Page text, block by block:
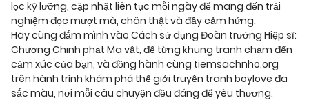
lọc kỹ lưỡng, cập nhật liên tục mỗi ngày để mang đến trải
nghiệm đọc mượt mà, chân thật và đầy cảm hứng.
Hãy cùng đắm mình vào Cách sử dụng Đoàn trưởng Hiệp sĩ:
Chương Chinh phạt Ma vật, để từng khung tranh chạm đến
cảm xúc của bạn, và đồng hành cùng tiemsachnho.org
trên hành trình khám phá thế giới truyện tranh boylove đa
sắc màu, nơi mỗi câu chuyện đều đáng để yêu thương.